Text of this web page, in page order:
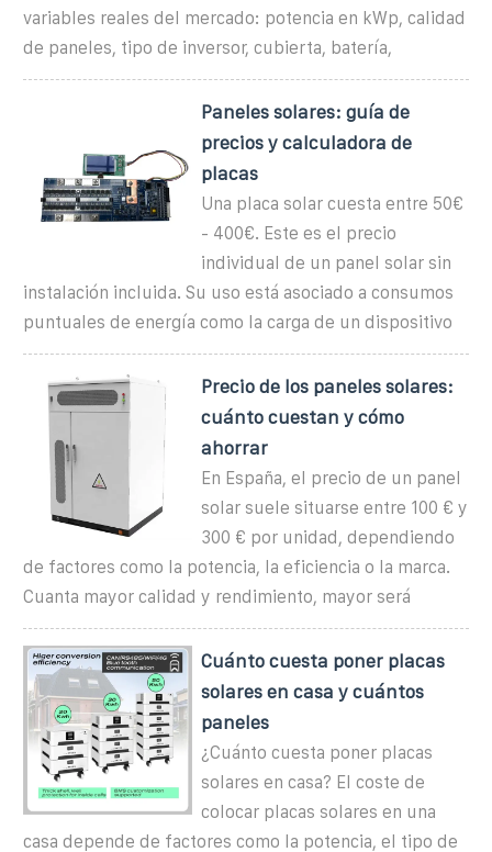
variables reales del mercado: potencia en kWp, calidad
de paneles, tipo de inversor, cubierta, batería,
Paneles solares: guía de
precios y calculadora de
placas
Una placa solar cuesta entre 50€
- 400€. Este es el precio
individual de un panel solar sin
instalación incluida. Su uso está asociado a consumos
puntuales de energía como la carga de un dispositivo
Precio de los paneles solares:
cuánto cuestan y cómo
ahorrar
En España, el precio de un panel
solar suele situarse entre 100 € y
300 € por unidad, dependiendo
de factores como la potencia, la eficiencia o la marca.
Cuanta mayor calidad y rendimiento, mayor será
Cuánto cuesta poner placas
solares en casa y cuántos
paneles
¿Cuánto cuesta poner placas
solares en casa? El coste de
colocar placas solares en una
casa depende de factores como la potencia, el tipo de